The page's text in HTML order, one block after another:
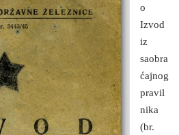
o
Izvod
iz
saobra
ćajnog
pravil
nika
(br.